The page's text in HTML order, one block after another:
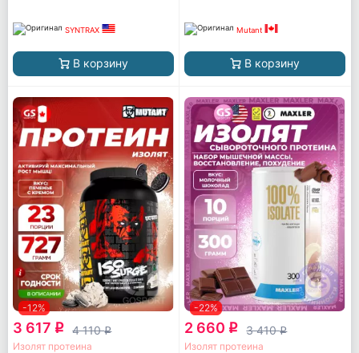
SYNTRAX
В корзину
Mutant
В корзину
-12%
3 617 q 4 110q
Изолят протеина
-22%
2 660 q 3 410q
Изолят протеина